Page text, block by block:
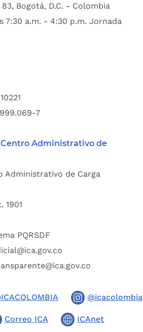
Bogotá, D.C. - Colombia
7:30 a.m. - 4:30 p.m. Jornada
7
Administrativo de
Administrativo de Carga
1901
PQRSDF
@icacolombia
Correo ICA ICAnet